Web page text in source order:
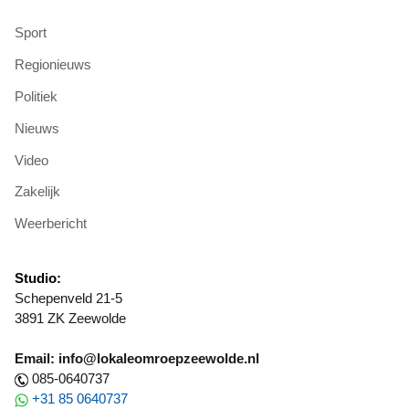
Sport
Regionieuws
Politiek
Nieuws
Video
Zakelijk
Weerbericht
Studio:
Schepenveld 21-5
3891 ZK Zeewolde
Email: info@lokaleomroepzeewolde.nl
085-0640737
+31 85 0640737